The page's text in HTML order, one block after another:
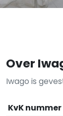
Over
Iwago is
KvK nummer